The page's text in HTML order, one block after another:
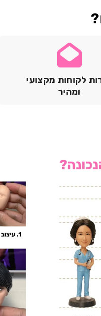
לקוחות מקצועי
ומהיר